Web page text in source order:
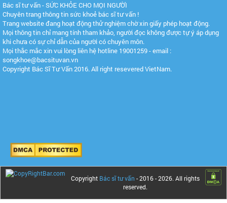
Bác sĩ tư vấn - SỨC KHỎE CHO MỌI NGƯỜI
Chuyên trang thông tin sức khoẻ bác sĩ tư vấn !
Trang website đang hoạt động thử nghiệm chờ xin giấy phép hoạt động.
Mọi thông tin chỉ mang tính tham khảo, người đọc không được tự ý áp dụng
khi chưa có sự chỉ dẫn của người có chuyên môn.
Mọi thắc mắc xin vui lòng liên hệ hotline 19001259 - email :
songkhoe@bacsituvan.vn
Copyright Bác Sĩ Tư Vấn 2016. All right resevered VietNam.
Copyright Bác sĩ tư vấn - 2016 -2026. All rights
reserved.